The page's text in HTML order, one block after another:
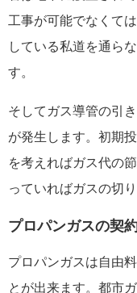
工事が可能でなくて
している私道を通ら
す。
そしてガス導管の引
が発生します。初期
を考えればガス代の
っていればガスの切
プロパンガスの契
プロパンガスは自由
とが出来ます。都市